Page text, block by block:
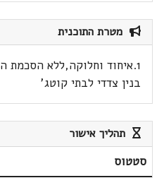
מטרת התוכנית
בנין צדדי לבתי קוטג'
תהליך אישור
סטטוס